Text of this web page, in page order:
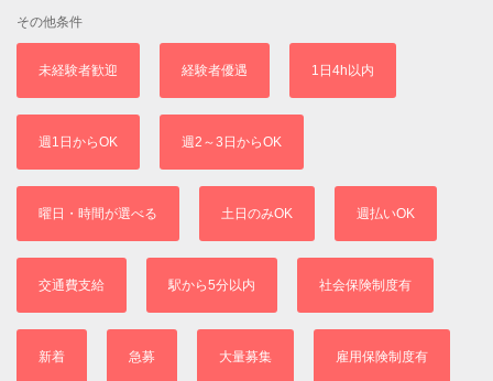
その他条件
未経験者歓迎 経験者優遇 1日4h以内
週1日からOK 週2～3日からOK
曜日・時間が選べる 土日のみOK 週払いOK
交通費支給 駅から5分以内 社会保険制度有
新着 急募 大量募集 雇用保険制度有